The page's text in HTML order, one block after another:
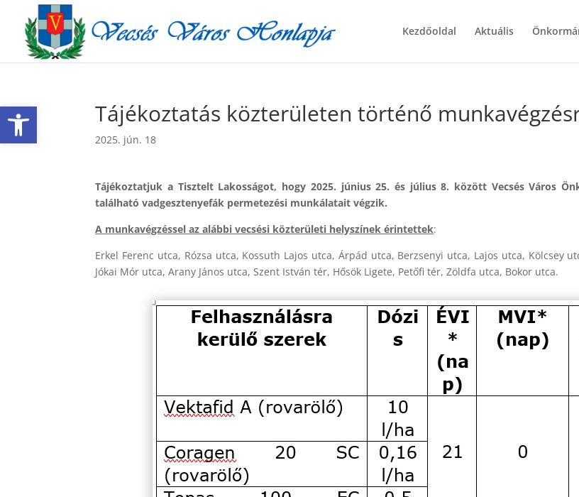
Eszköztár megnyitása
Kezdőoldal Aktuális
Tájékoztatás közterületen történő
2025. jún. 18
Tájékoztatjuk a Tisztelt Lakosságot, hogy 2025. június 25. és július 8. között Vecsés Város
található vadgesztenyefák permetezési munkálatait végzik.
A munkavégzéssel az alábbi vecsési közterületi helyszínek érintettek:
Erkel Ferenc utca, Rózsa utca, Kossuth Lajos utca, Árpád utca, Berzsenyi utca, Lajos utca, Kölcsey
Jókai Mór utca, Arany János utca, Szent István tér, Hősök Ligete, Petőfi tér, Zöldfa utca, Bokor utca.